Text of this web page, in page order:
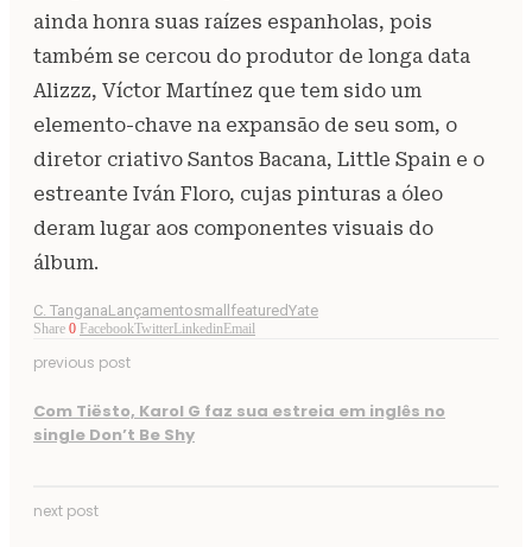
ainda honra suas raízes espanholas, pois
também se cercou do produtor de longa data
Alizzz, Víctor Martínez que tem sido um
elemento-chave na expansão de seu som, o
diretor criativo Santos Bacana, Little Spain e o
estreante Iván Floro, cujas pinturas a óleo
deram lugar aos componentes visuais do
álbum.
C. TanganaLançamentosmallfeaturedYate
Share 0 FacebookTwitterLinkedinEmail
previous post
Com Tiësto, Karol G faz sua estreia em inglês no
single Don’t Be Shy
next post